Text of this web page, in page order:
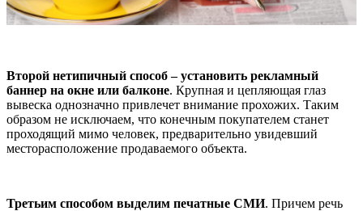
Второй нетипичный способ – установить рекламный
баннер на окне или балконе. Крупная и цепляющая глаз
вывеска однозначно привлечет внимание прохожих. Таким
образом не исключаем, что конечным покупателем станет
проходящий мимо человек, предварительно увидевший
месторасположение продаваемого объекта.
Третьим способом выделим печатные СМИ. Причем речь